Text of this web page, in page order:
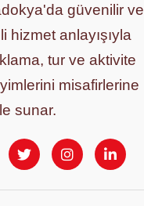
güvenilir ve
hizmet anlayışıyla
tur ve aktivite
misafirlerine
sunar.